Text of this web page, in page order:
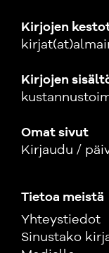
Kirjojen
Kirjojen
Omat sivut
Kirjaudu /
Tietoa meistä
Yhteystiedot
Sinustako